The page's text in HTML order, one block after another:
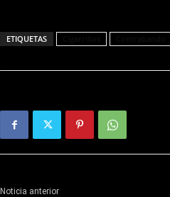
ETIQUETAS
Noticia anterior